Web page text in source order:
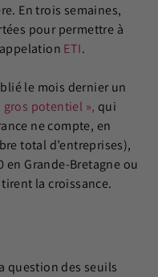
En trois semaines,
pour permettre à
ETI.
le mois dernier un
potentiel », qui
ne compte, en
total d’entreprises),
en Grande-Bretagne ou
la croissance.
question des seuils